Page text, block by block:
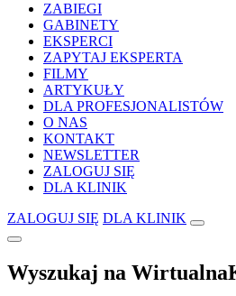
ZABIEGI
GABINETY
EKSPERCI
ZAPYTAJ EKSPERTA
FILMY
ARTYKUŁY
DLA PROFESJONALISTÓW
O NAS
KONTAKT
NEWSLETTER
ZALOGUJ SIĘ
DLA KLINIK
ZALOGUJ SIĘ DLA KLINIK
Wyszukaj na